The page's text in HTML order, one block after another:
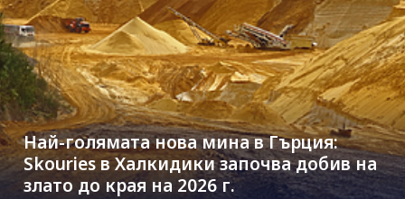
Най-голямата нова мина в Гърция:
Skouries в Халкидики започва добив на
злато до края на 2026 г.